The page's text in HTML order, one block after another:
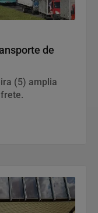
de
(5) amplia